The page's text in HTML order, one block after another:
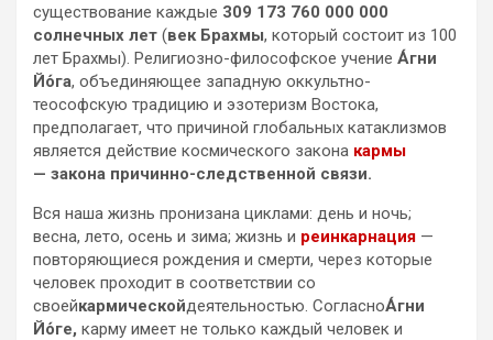
существование каждые 309 173 760 000 000
солнечных лет (век Брахмы, который состоит из 100
лет Брахмы). Религиозно-философское учение А́гни
Йо́га, объединяющее западную оккультно-
теософскую традицию и эзотеризм Востока,
предполагает, что причиной глобальных катаклизмов
является действие космического закона кармы
— закона причинно-следственной связи.
Вся наша жизнь пронизана циклами: день и ночь;
весна, лето, осень и зима; жизнь и реинкарнация —
повторяющиеся рождения и смерти, через которые
человек проходит в соответствии со
своейкармическойдеятельностью. СогласноА́гни
Йо́ге, карму имеет не только каждый человек и